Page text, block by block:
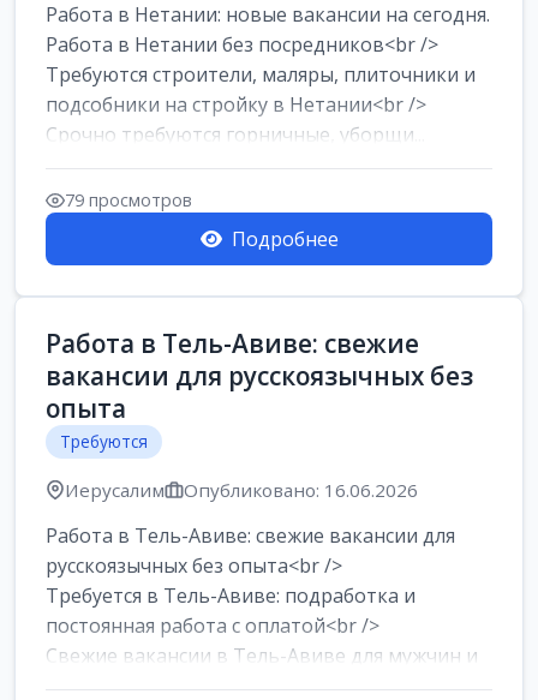
Работа в Нетании: новые вакансии на сегодня.
Работа в Нетании без посредников<br />
Требуются строители, маляры, плиточники и
подсобники на стройку в Нетании<br />
Срочно требуются горничные, уборщи...
79 просмотров
Подробнее
Работа в Тель-Авиве: свежие
вакансии для русскоязычных без
опыта
Требуются
Иерусалим Опубликовано: 16.06.2026
Работа в Тель-Авиве: свежие вакансии для
русскоязычных без опыта<br />
Требуется в Тель-Авиве: подработка и
постоянная работа с оплатой<br />
Свежие вакансии в Тель-Авиве для мужчин и
женщин от хозя...